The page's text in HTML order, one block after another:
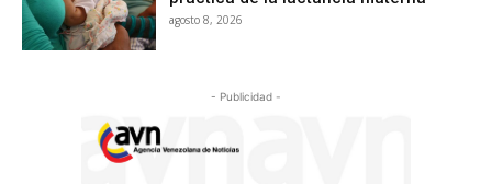
agosto 8, 2026
- Publicidad -